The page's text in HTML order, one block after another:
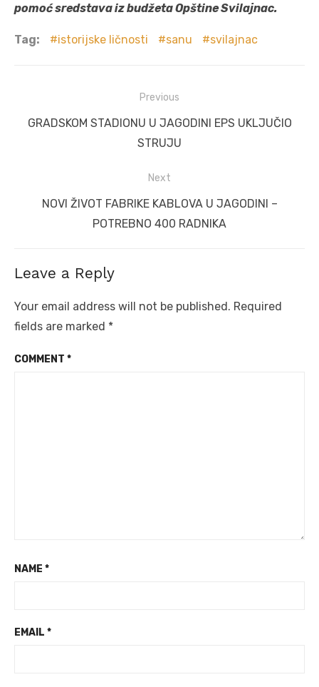
pomoć sredstava iz budžeta Opštine Svilajnac.
Tag: istorijske ličnosti sanu svilajnac
navigation
Previous
Previous
GRADSKOM STADIONU U JAGODINI EPS UKLJUČIO
STRUJU
Next
NextNOVI ŽIVOT FABRIKE KABLOVA U JAGODINI –
POTREBNO 400 RADNIKA
Leave a Reply
Your email address will not be published. Required
fields are marked *
COMMENT *
NAME *
EMAIL *